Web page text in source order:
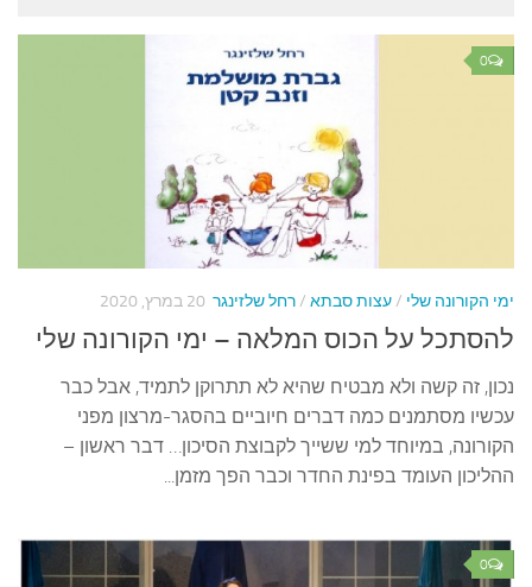
סבתא מספרת
0
ימי הקורונה שלי /עצות סבתא /רחל שלזינגר 20 במרץ, 2020
להסתכל על הכוס המלאה – ימי הקורונה שלי
נכון, זה קשה ולא מבטיח שהיא לא תתרוקן לתמיד, אבל כבר
עכשיו מסתמנים כמה דברים חיוביים בהסגר-מרצון מפני
הקורונה, במיוחד למי ששייך לקבוצת הסיכון… דבר ראשון –
ההליכון העומד בפינת החדר וכבר הפך מזמן...
0